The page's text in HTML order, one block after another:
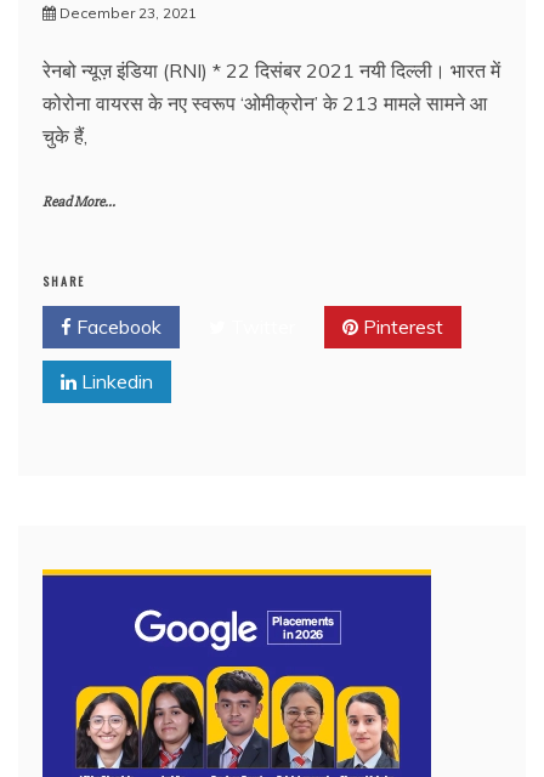
December 23, 2021
रेनबो न्यूज़ इंडिया (RNI) * 22 दिसंबर 2021 नयी दिल्ली। भारत में
कोरोना वायरस के नए स्वरूप ‘ओमीक्रोन’ के 213 मामले सामने आ
चुके हैं,
Read More...
SHARE
Facebook Pinterest
Linkedin